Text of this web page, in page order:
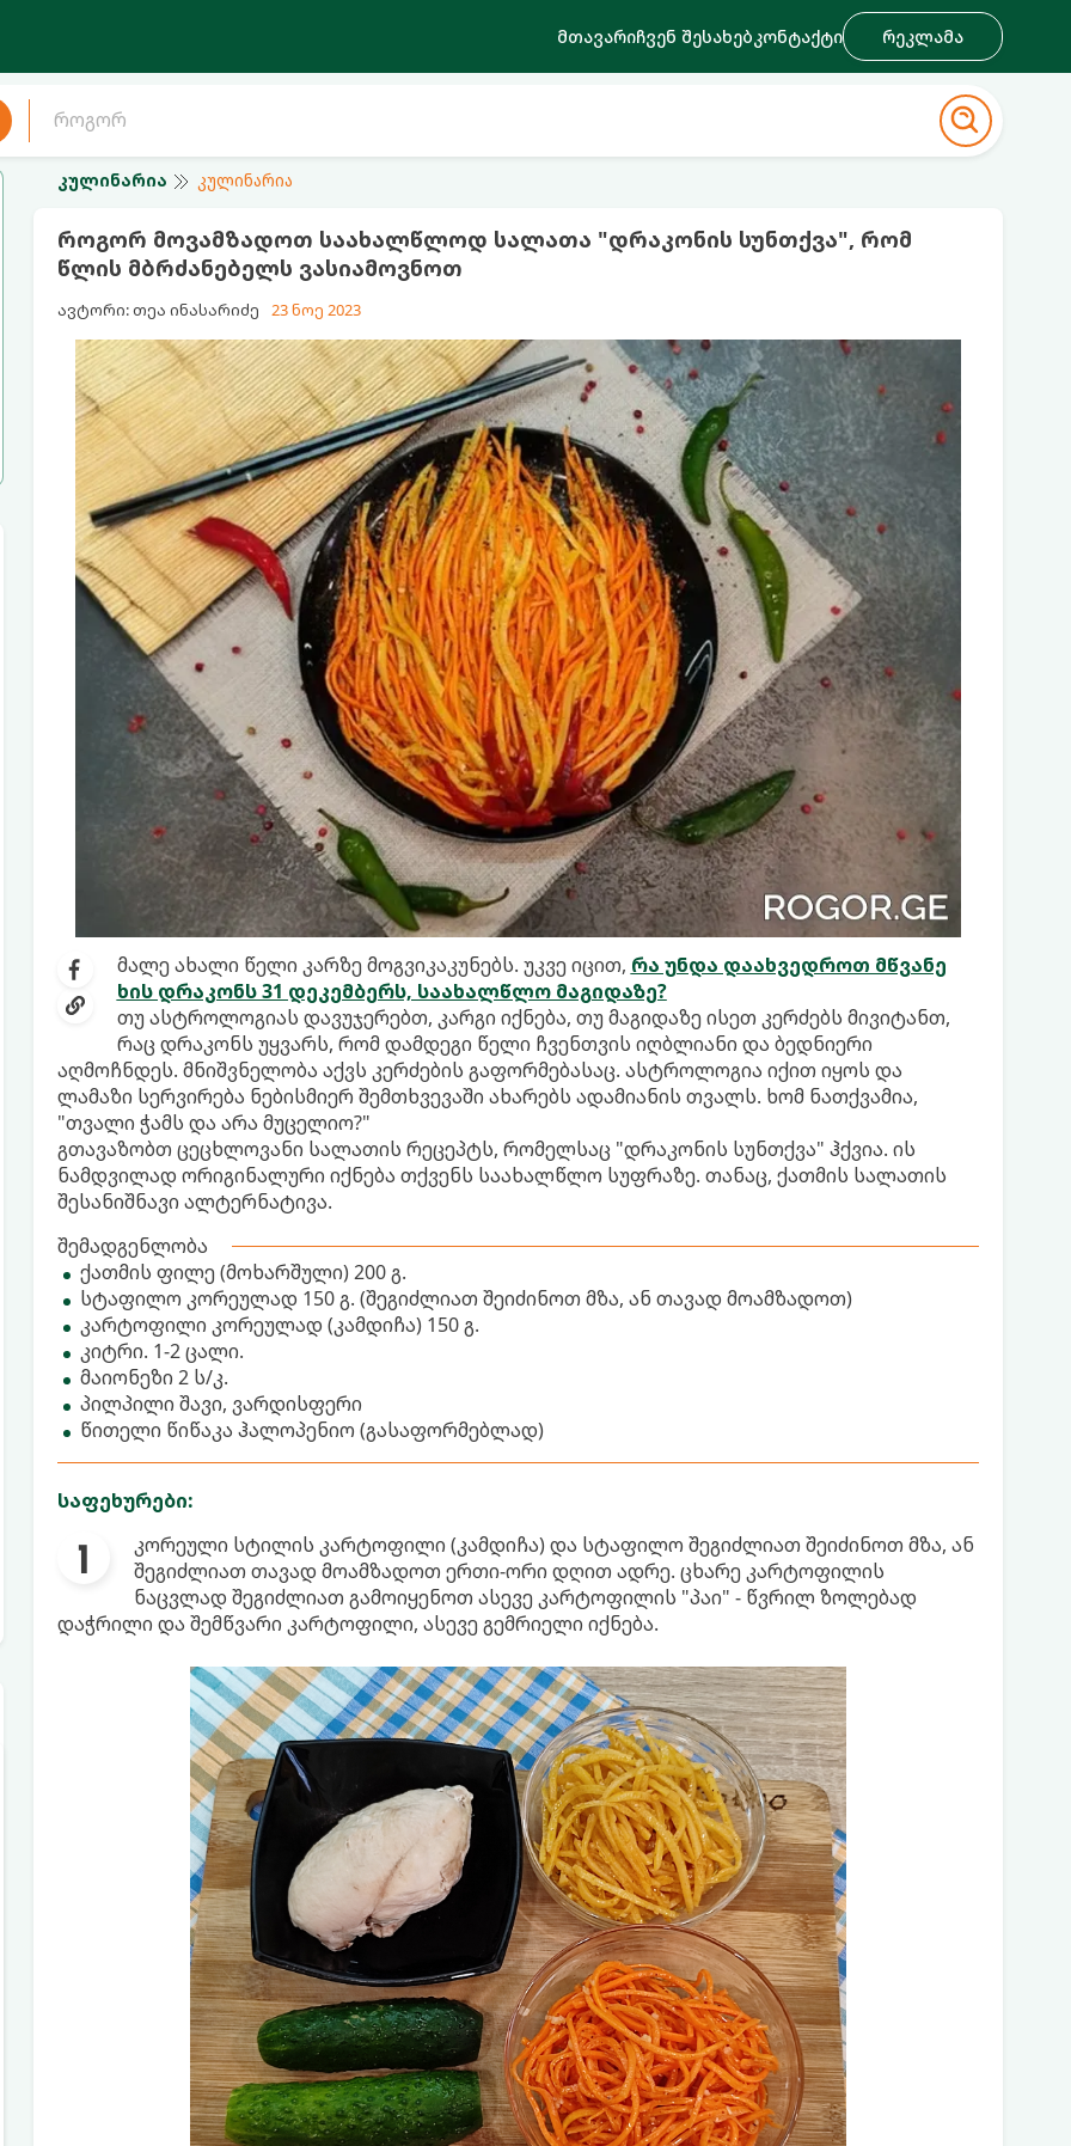
მთავარიჩვენ შესახებკონტაქტი რეკლამა
კულინარია კულინარია
როგორ მოვამზადოთ საახალწლოდ სალათა "დრაკონის სუნთქვა", რომ
წლის მბრძანებელს ვასიამოვნოთ
ავტორი: თეა ინასარიძე 23 ნოე 2023
მალე ახალი წელი კარზე მოგვიკაკუნებს. უკვე იცით, რა უნდა დაახვედროთ მწვანე
ხის დრაკონს 31 დეკემბერს, საახალწლო მაგიდაზე?
თუ ასტროლოგიას დავუჯერებთ, კარგი იქნება, თუ მაგიდაზე ისეთ კერძებს მივიტანთ,
რაც დრაკონს უყვარს, რომ დამდეგი წელი ჩვენთვის იღბლიანი და ბედნიერი
აღმოჩნდეს. მნიშვნელობა აქვს კერძების გაფორმებასაც. ასტროლოგია იქით იყოს და
ლამაზი სერვირება ნებისმიერ შემთხვევაში ახარებს ადამიანის თვალს. ხომ ნათქვამია,
"თვალი ჭამს და არა მუცელიო?"
გთავაზობთ ცეცხლოვანი სალათის რეცეპტს, რომელსაც "დრაკონის სუნთქვა" ჰქვია. ის
ნამდვილად ორიგინალური იქნება თქვენს საახალწლო სუფრაზე. თანაც, ქათმის სალათის
შესანიშნავი ალტერნატივა.
შემადგენლობა
ქათმის ფილე (მოხარშული) 200 გ.
სტაფილო კორეულად 150 გ. (შეგიძლიათ შეიძინოთ მზა, ან თავად მოამზადოთ)
კარტოფილი კორეულად (კამდიჩა) 150 გ.
კიტრი. 1-2 ცალი.
მაიონეზი 2 ს/კ.
პილპილი შავი, ვარდისფერი
წითელი წიწაკა ჰალოპენიო (გასაფორმებლად)
საფეხურები:
კორეული სტილის კარტოფილი (კამდიჩა) და სტაფილო შეგიძლიათ შეიძინოთ მზა, ან
შეგიძლიათ თავად მოამზადოთ ერთი-ორი დღით ადრე. ცხარე კარტოფილის
ნაცვლად შეგიძლიათ გამოიყენოთ ასევე კარტოფილის "პაი" - წვრილ ზოლებად
დაჭრილი და შემწვარი კარტოფილი, ასევე გემრიელი იქნება.